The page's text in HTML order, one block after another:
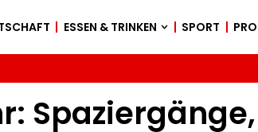
ESSEN & TRINKEN SPORT